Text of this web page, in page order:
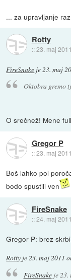
... za upravljanje
Rotty
::23. maj
FireSnake je23. maj
Oktobra gremo
O srečnež! Mene
Gregor P
::23. maj
Boš lahko pol
bodo spustili ven
FireSnake
::24. maj
Gregor P: brez
Rotty je23. maj 2011
FireSnakeje23.